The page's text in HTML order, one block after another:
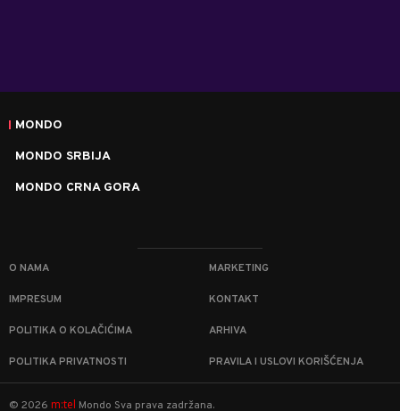
MONDO
MONDO SRBIJA
MONDO CRNA GORA
O NAMA MARKETING
IMPRESUM KONTAKT
POLITIKA O KOLAČIĆIMA ARHIVA
POLITIKA PRIVATNOSTI PRAVILA I USLOVI KORIŠĆENJA
© 2026 m:tel Mondo Sva prava zadržana.